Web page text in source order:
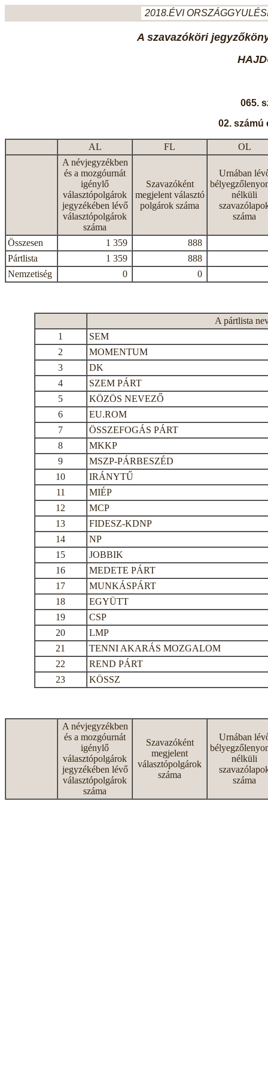
2018.ÉVI
A szavazóköri
065.
02. számú
AL FL
OL
A névjegyzékben
és a mozgóurnát
igénylő
választópolgárok
jegyzékében lévő
választópolgárok
száma
Szavazóként
megjelent választó
polgárok száma
Urnában
nélküli
száma
Összesen 1 359
888
Pártlista
1 359
888
Nemzetiség
0 0
A pártlista
1
SEM
2
MOMENTUM
3
DK
4
SZEM PÁRT
5
KÖZÖS NEVEZŐ
6
EU.ROM
7
ÖSSZEFOGÁS PÁRT
8
MKKP
9
MSZP-PÁRBESZÉD
10
IRÁNYTŰ
11
MIÉP
12
MCP
13
FIDESZ-KDNP
14
NP
15
JOBBIK
16
MEDETE PÁRT
17
MUNKÁSPÁRT
18
EGYÜTT
19
CSP
20
LMP
21
TENNI AKARÁS MOZGALOM
22
REND PÁRT
23
KÖSSZ
A névjegyzékben
és a mozgóurnát
igénylő
választópolgárok
jegyzékében lévő
választópolgárok
száma
Szavazóként
megjelent
választópolgárok
száma
Urnában
nélküli
száma